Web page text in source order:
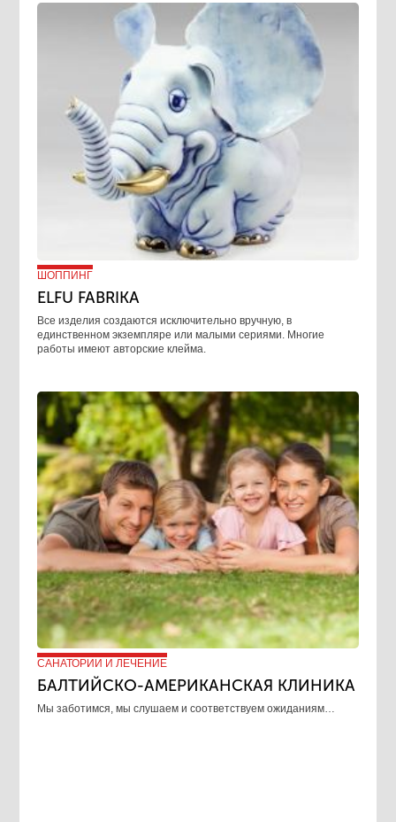
ШОППИНГ
ELFU FABRIKA
Все изделия создаются исключительно вручную, в
единственном экземпляре или малыми сериями. Многие
работы имеют авторские клейма.
САНАТОРИИ И ЛЕЧЕНИЕ
БАЛТИЙСКО-АМЕРИКАНСКАЯ КЛИНИКА
​Мы заботимся, мы слушаем и соответствуем ожиданиям…